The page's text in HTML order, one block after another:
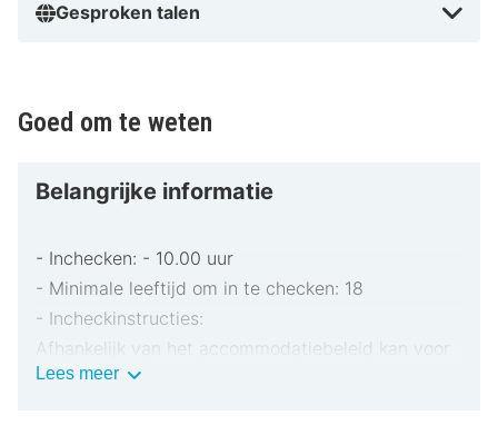
Gesproken talen
Goed om te weten
Belangrijke informatie
- Inchecken: - 10.00 uur
- Minimale leeftijd om in te checken: 18
- Incheckinstructies:
Afhankelijk van het accommodatiebeleid kan voor
extra personen een toeslag in rekening worden
Lees meerBelangrijke